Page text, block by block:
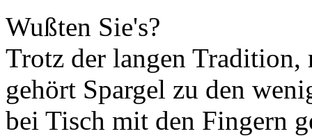
Wußten Sie's?
Trotz der langen Tradition,
gehört Spargel zu den
bei Tisch mit den Fingern